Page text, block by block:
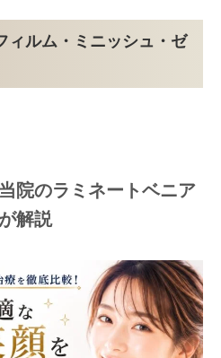
ィルム・ミニッシュ・ゼ
院のラミネートベニア
解説